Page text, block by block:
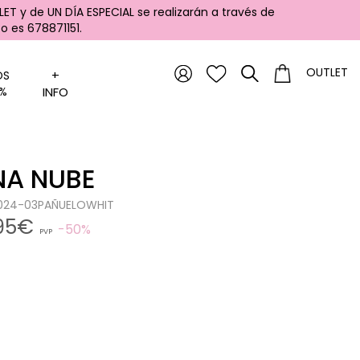
y de UN DÍA ESPECIAL se realizarán a través de
es 678871151.
OUTLET
+
INFO
NUBE
03PAÑUELOWHIT
PVP 50%